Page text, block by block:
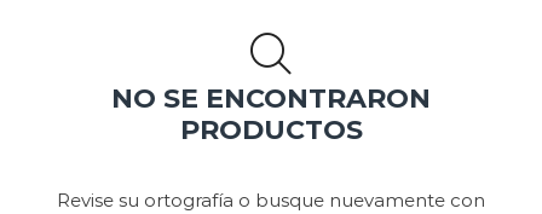
NO SE ENCONTRARON
PRODUCTOS
Revise su ortografía o busque nuevamente con